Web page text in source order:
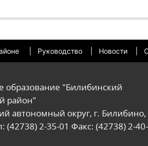
Руководство Новости
образование "Билибинский
район"
автономный округ, г. Билибино,
(42738) 2-35-01 Факс: (42738) 2-